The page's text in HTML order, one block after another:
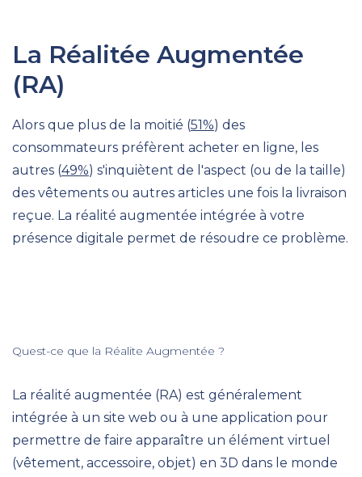
La Réalitée Augmentée
(RA)
Alors que plus de la moitié (51%) des
consommateurs préfèrent acheter en ligne, les
autres (49%) s'inquiètent de l'aspect (ou de la taille)
des vêtements ou autres articles une fois la livraison
reçue. La réalité augmentée intégrée à votre
présence digitale permet de résoudre ce problème.
Quest-ce que la Réalite Augmentée ?
La réalité augmentée (RA) est généralement
intégrée à un site web ou à une application pour
permettre de faire apparaître un élément virtuel
(vêtement, accessoire, objet) en 3D dans le monde